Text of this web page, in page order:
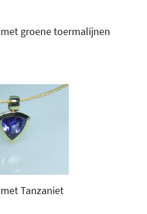
groene toermalijnen
Tanzaniet